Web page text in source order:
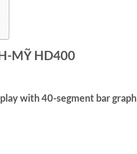
MỸ HD400
with 40-segment bar graph